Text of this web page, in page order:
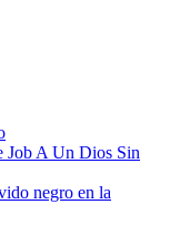
A Un Dios Sin
negro en la